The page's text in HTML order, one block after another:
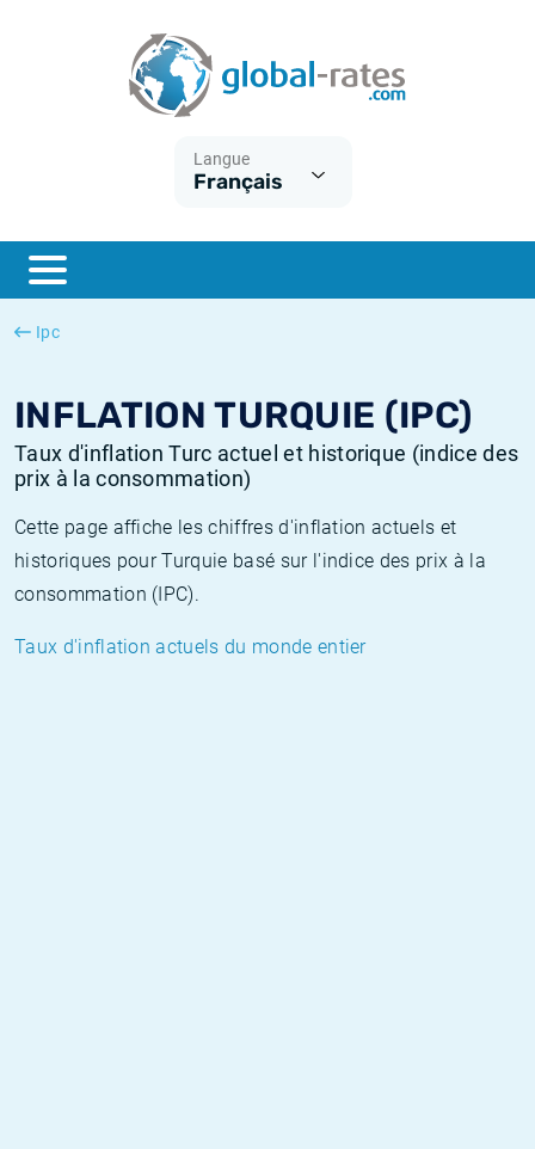
Langue
Français
Ipc
INFLATION TURQUIE (IPC)
Taux d'inflation Turc actuel et historique (indice des
prix à la consommation)
Cette page affiche les chiffres d'inflation actuels et
historiques pour Turquie basé sur l'indice des prix à la
consommation (IPC).
Taux d'inflation actuels du monde entier
ESTER
SONIA
Qu'est-ce que l'inflation IPC?
Qu'est-ce que l'inflation IPCH?
Inflation Canadien
Inflation Europeenne
Taux Euribor historiques
Taux ESTER historiques
Taux SONIA historiques
Taux TONAR historiques
Calculateur d’inflation